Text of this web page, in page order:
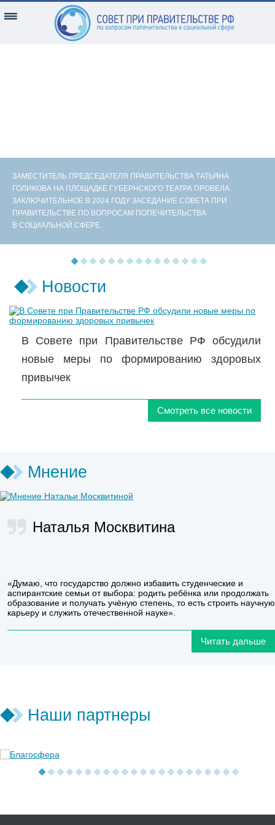
ЗАМЕСТИТЕЛЬ ПРЕДСЕДАТЕЛЯ ПРАВИТЕЛЬСТВА ТАТЬЯНА
ГОЛИКОВА НА ПЛОЩАДКЕ ГУБЕРНСКОГО ТЕАТРА ПРОВЕЛА
ЗАКЛЮЧИТЕЛЬНОЕ В 2024 ГОДУ ЗАСЕДАНИЕ СОВЕТА ПРИ
ПРАВИТЕЛЬСТВЕ ПО ВОПРОСАМ ПОПЕЧИТЕЛЬСТВА
В СОЦИАЛЬНОЙ СФЕРЕ.
Новости
В Совете при Правительстве РФ обсудили
новые меры по формированию здоровых
привычек
Смотреть все новости
Мнение
Наталья Москвитина
«Думаю, что государство должно избавить студенческие и
аспирантские семьи от выбора: родить ребёнка или продолжать
образование и получать учёную степень, то есть строить научную
карьеру и служить отечественной науке».
Читать дальше
Наши партнеры